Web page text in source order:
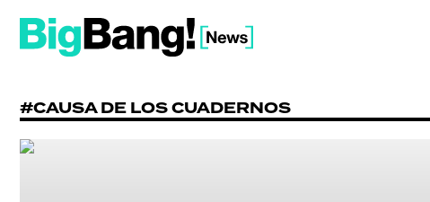
#CAUSA DE LOS CUADERNOS